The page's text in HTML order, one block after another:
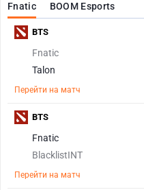
Fnatic BOOM Esports
Fnatic
Talon
Перейти на матч
BTS
Fnatic
BlacklistINT
Перейти на матч
BTS